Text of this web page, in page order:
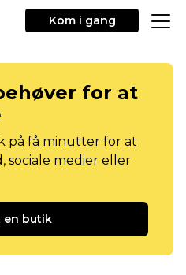
Kom i gang
for at
på få minutter for at
sociale medier eller
en butik